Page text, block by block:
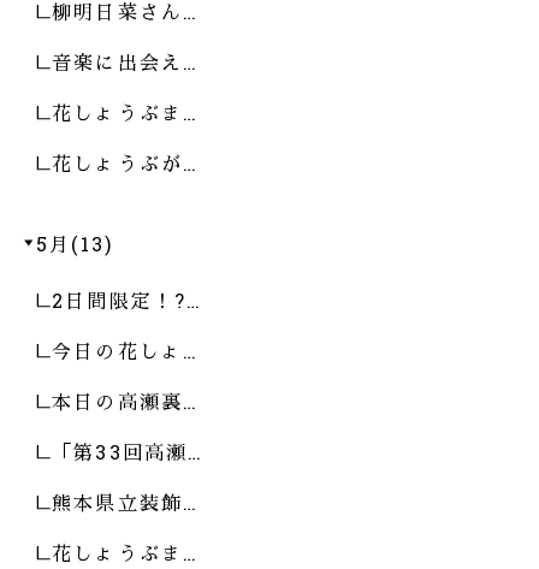
柳明日菜さん…
音楽に出会え…
花しょうぶま…
花しょうぶが…
5月(13)
2日間限定！?…
今日の花しょ…
本日の高瀬裏…
「第33回高瀬…
熊本県立装飾…
花しょうぶま…